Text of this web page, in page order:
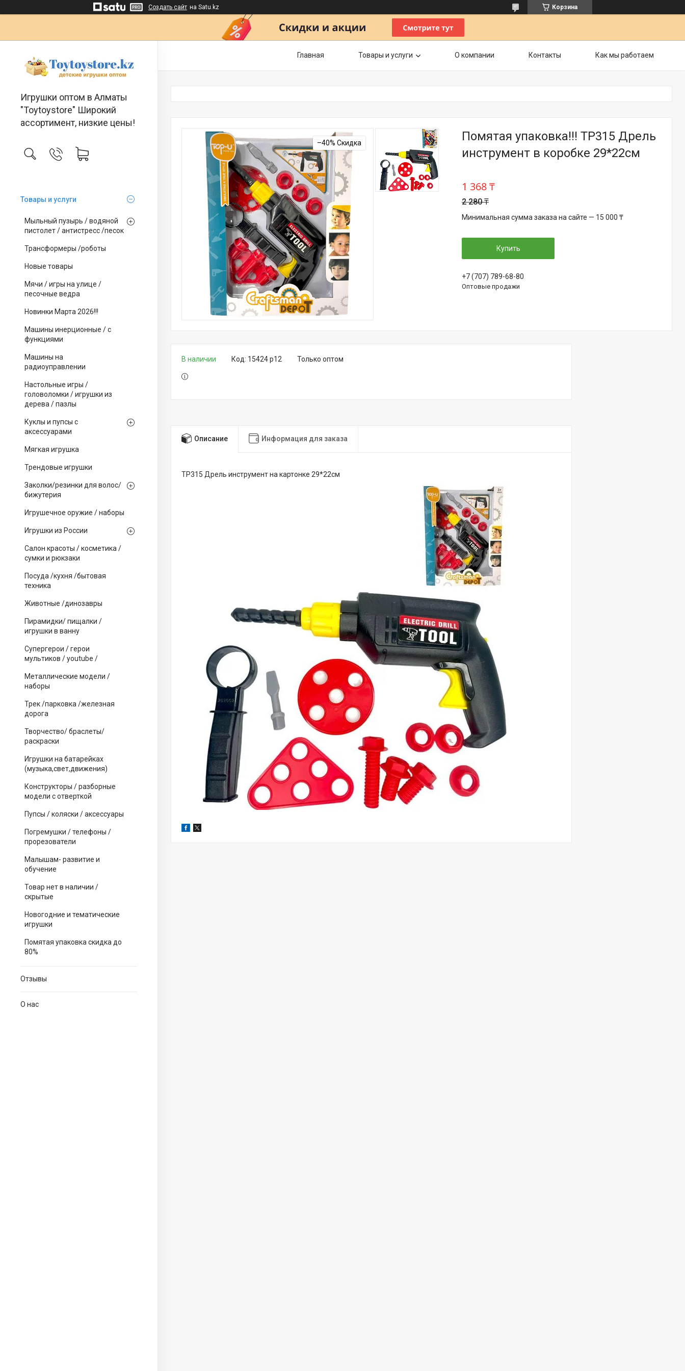
Создать сайт на Satu.kz Корзина
Игрушки оптом в Алматы
"Toytoystore" Широкий
ассортимент, низкие цены!
Товары и услуги
Мыльный пузырь / водяной
пистолет / антистресс /песок
Трансформеры /роботы
Новые товары
Мячи / игры на улице /
песочные ведра
Новинки Марта 2026!!!
Машины инерционные / с
функциями
Машины на
радиоуправлении
Настольные игры /
головоломки / игрушки из
дерева / пазлы
Куклы и пупсы с
аксессуарами
Мягкая игрушка
Трендовые игрушки
Заколки/резинки для волос/
бижутерия
Игрушечное оружие / наборы
Игрушки из России
Салон красоты / косметика /
сумки и рюкзаки
Посуда /кухня /бытовая
техника
Животные /динозавры
Пирамидки/ пищалки /
игрушки в ванну
Супергерои / герои
мультиков / youtube /
Металлические модели /
наборы
Трек /парковка /железная
дорога
Творчество/ браслеты/
раскраски
Игрушки на батарейках
(музыка,свет,движения)
Конструкторы / разборные
модели с отверткой
Пупсы / коляски / аксессуары
Погремушки / телефоны /
прорезователи
Малышам- развитие и
обучение
Товар нет в наличии /
скрытые
Новогодние и тематические
игрушки
Помятая упаковка скидка до
80%
Отзывы
О нас
Главная Товары и услуги О компании Контакты Как мы работаем
–40%
Помятая упаковка!!! TP315 Дрель
инструмент в коробке 29*22см
2 280 ₸
1 368 ₸
Минимальная сумма заказа на сайте — 15 000 ₸
Купить
+7 (707) 789-68-80
Оптовые продажи
В наличии Только оптом
Код: 15424 р12
Описание Информация для заказа
TP315 Дрель инструмент на картонке 29*22см